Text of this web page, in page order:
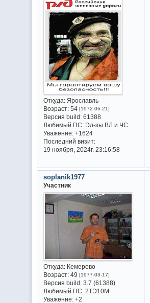
Откуда:Ярославль
Возраст:54 [1972-06-21]
Версия build:61388
Любимый ПС:Эл-зы ВЛ и ЧС
Уважение: +1624
Последний визит:
19 ноября, 2024г. 23:16:58
soplanik1977
Участник
Откуда:Кемерово
Возраст:49 [1977-03-17]
Версия build:3.7 (61388)
Любимый ПС:2ТЭ10М
Уважение: +2